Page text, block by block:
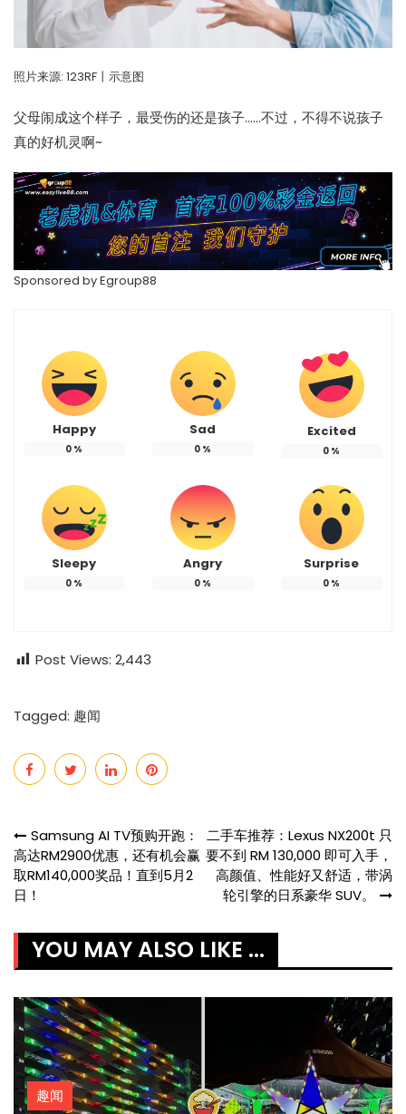
照片来源: 123RF丨示意图
父母闹成这个样子，最受伤的还是孩子……不过，不得不说孩子
真的好机灵啊~
Sponsored byEgroup88
Happy
0 %
Sad
0 %
Excited
0 %
Sleepy
0 %
Angry
0 %
Surprise
0 %
Post Views: 2,443
Tagged: 趣闻
Post
navigation
Samsung AI TV预购开跑：
高达RM2900优惠，还有机会赢
取RM140,000奖品！直到5月2
日！
二手车推荐：Lexus NX200t 只
要不到 RM 130,000 即可入手，
高颜值、性能好又舒适，带涡
轮引擎的日系豪华 SUV。
YOU MAY ALSO LIKE ...
趣闻